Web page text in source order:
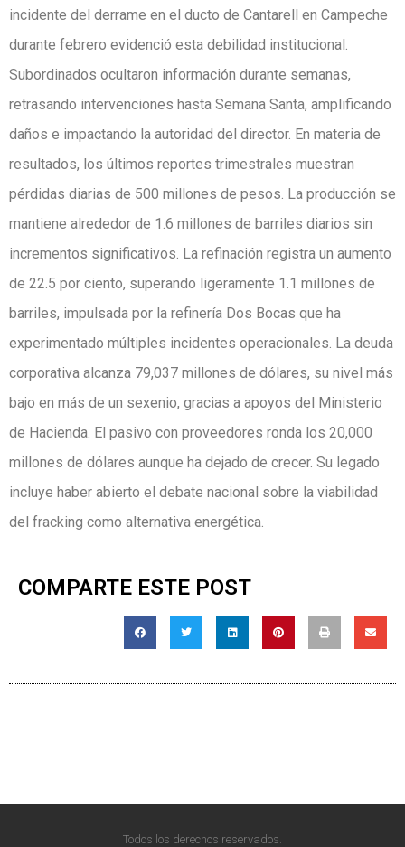
incidente del derrame en el ducto de Cantarell en Campeche
durante febrero evidenció esta debilidad institucional.
Subordinados ocultaron información durante semanas,
retrasando intervenciones hasta Semana Santa, amplificando
daños e impactando la autoridad del director. En materia de
resultados, los últimos reportes trimestrales muestran
pérdidas diarias de 500 millones de pesos. La producción se
mantiene alrededor de 1.6 millones de barriles diarios sin
incrementos significativos. La refinación registra un aumento
de 22.5 por ciento, superando ligeramente 1.1 millones de
barriles, impulsada por la refinería Dos Bocas que ha
experimentado múltiples incidentes operacionales. La deuda
corporativa alcanza 79,037 millones de dólares, su nivel más
bajo en más de un sexenio, gracias a apoyos del Ministerio
de Hacienda. El pasivo con proveedores ronda los 20,000
millones de dólares aunque ha dejado de crecer. Su legado
incluye haber abierto el debate nacional sobre la viabilidad
del fracking como alternativa energética.
COMPARTE ESTE POST
Todos los derechos reservados.